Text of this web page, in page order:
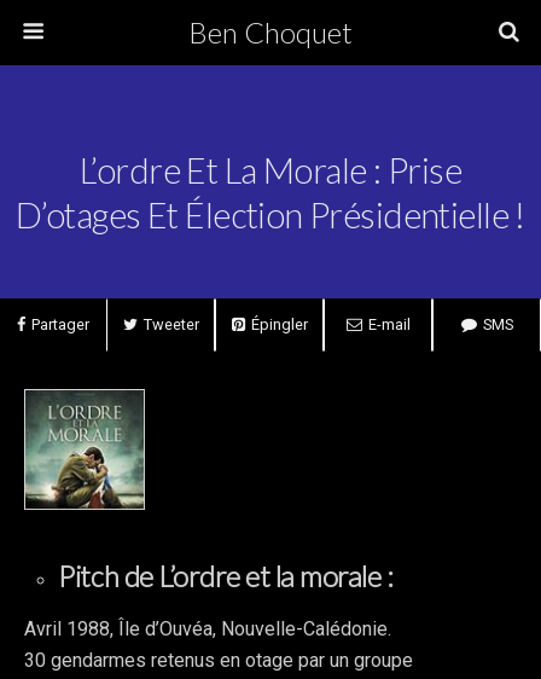
Ben Choquet
L’ordre Et La Morale : Prise
D’otages Et Élection Présidentielle !
Partager Tweeter Épingler E-mail SMS
Pitch de L’ordre et la morale :
Avril 1988, Île d’Ouvéa, Nouvelle-Calédonie.
30 gendarmes retenus en otage par un groupe